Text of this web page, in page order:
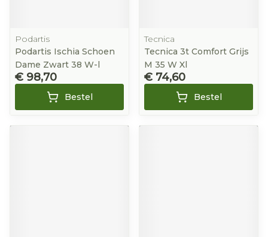
Podartis
Podartis Ischia Schoen
Dame Zwart 38 W-l
€ 98,70
Bestel
Tecnica
Tecnica 3t Comfort Grijs
M 35 W Xl
€ 74,60
Bestel